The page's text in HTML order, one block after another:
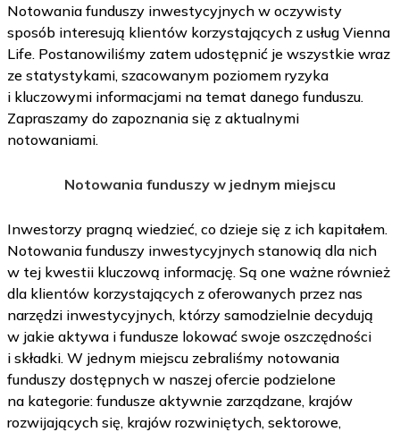
Notowania funduszy inwestycyjnych w oczywisty
sposób interesują klientów korzystających z usług Vienna
Life. Postanowiliśmy zatem udostępnić je wszystkie wraz
ze statystykami, szacowanym poziomem ryzyka
i kluczowymi informacjami na temat danego funduszu.
Zapraszamy do zapoznania się z aktualnymi
notowaniami.
Notowania funduszy w jednym miejscu
Inwestorzy pragną wiedzieć, co dzieje się z ich kapitałem.
Notowania funduszy inwestycyjnych stanowią dla nich
w tej kwestii kluczową informację. Są one ważne również
dla klientów korzystających z oferowanych przez nas
narzędzi inwestycyjnych, którzy samodzielnie decydują
w jakie aktywa i fundusze lokować swoje oszczędności
i składki. W jednym miejscu zebraliśmy notowania
funduszy dostępnych w naszej ofercie podzielone
na kategorie: fundusze aktywnie zarządzane, krajów
rozwijających się, krajów rozwiniętych, sektorowe,